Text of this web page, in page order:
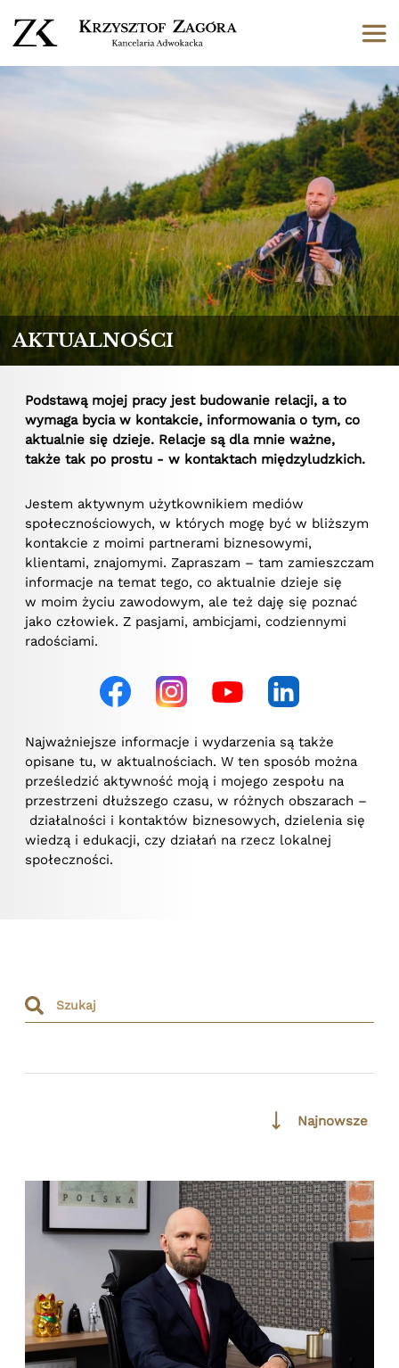
AKTUALNOŚCI
Podstawą mojej pracy jest budowanie relacji, a to
wymaga bycia w kontakcie, informowania o tym, co
aktualnie się dzieje. Relacje są dla mnie ważne,
także tak po prostu - w kontaktach międzyludzkich.
Jestem aktywnym użytkownikiem mediów
społecznościowych, w których mogę być w bliższym
kontakcie z moimi partnerami biznesowymi,
klientami, znajomymi. Zapraszam – tam zamieszczam
informacje na temat tego, co aktualnie dzieje się
w moim życiu zawodowym, ale też daję się poznać
jako człowiek. Z pasjami, ambicjami, codziennymi
radościami.
Najważniejsze informacje i wydarzenia są także
opisane tu, w aktualnościach. W ten sposób można
prześledzić aktywność moją i mojego zespołu na
przestrzeni dłuższego czasu, w różnych obszarach –
działalności i kontaktów biznesowych, dzielenia się
wiedzą i edukacji, czy działań na rzecz lokalnej
społeczności.
Najnowsze